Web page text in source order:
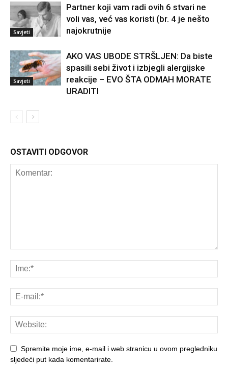
Savjeti
Partner koji vam radi ovih 6 stvari ne
voli vas, već vas koristi (br. 4 je nešto
najokrutnije
Savjeti
AKO VAS UBODE STRŠLJEN: Da biste
spasili sebi život i izbjegli alergijske
reakcije – EVO ŠTA ODMAH MORATE
URADITI
OSTAVITI ODGOVOR
Spremite moje ime, e-mail i web stranicu u ovom pregledniku
sljedeći put kada komentarirate.